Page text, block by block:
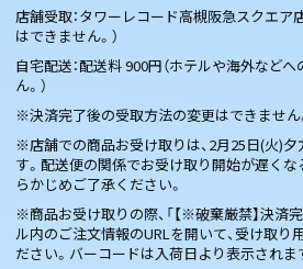
店舗受取：タワーレコード高槻阪急スクエア
はできません。）
自宅配送：配送料 900円（ホテルや海外など
ん。）
※決済完了後の受取方法の変更はできません
※店舗での商品お受け取りは、2月25日(火)
す。配送便の関係でお受け取り開始が遅く
らかじめご了承ください。
※商品お受け取りの際、「【※破棄厳禁】決済
ル内のご注文情報のURLを開いて、受け取り
ださい。バーコードは入荷日より表示されま